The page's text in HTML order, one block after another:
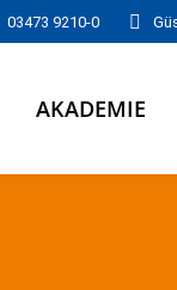
03473 9210-0
AKADEMIE